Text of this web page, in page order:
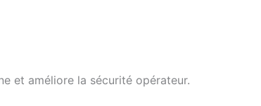
et améliore la sécurité opérateur.